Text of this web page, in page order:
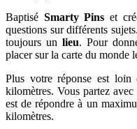
Baptisé Smarty Pins et
questions sur différents
toujours un lieu. Pour
placer sur la carte du monde
Plus votre réponse est
kilomètres. Vous partez
est de répondre à un
kilomètres.